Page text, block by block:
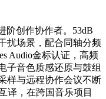
阶创作协作者。53dB
扰场景，配合同轴分频
Audio金标认证，高频
子音色质感还原与鼓组
样与远程协作会议不断
译，在跨国音乐项目